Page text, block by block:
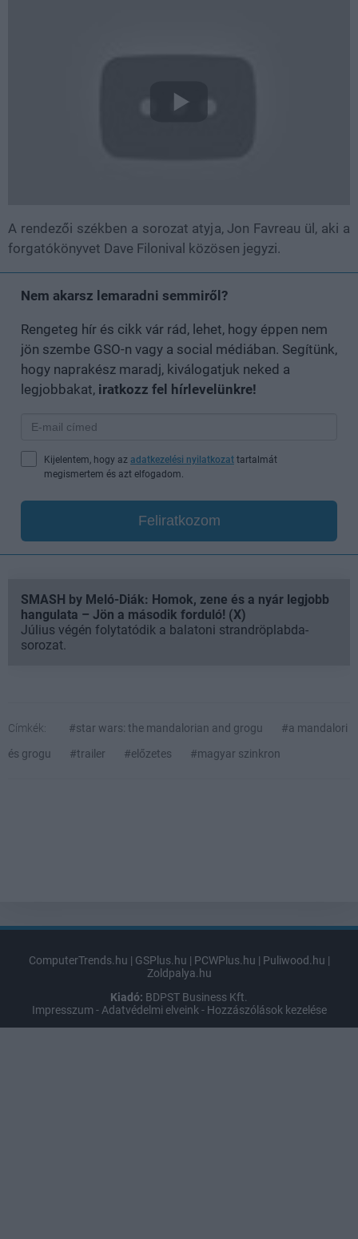
A rendezői székben a sorozat atyja, Jon Favreau ül, aki a
forgatókönyvet Dave Filonival közösen jegyzi.
Nem akarsz lemaradni semmiről?
Rengeteg hír és cikk vár rád, lehet, hogy éppen nem
jön szembe GSO-n vagy a social médiában. Segítünk,
hogy naprakész maradj, kiválogatjuk neked a
legjobbakat, iratkozz fel hírlevelünkre!
Kijelentem, hogy az adatkezelési nyilatkozat tartalmát
megismertem és azt elfogadom.
Feliratkozom
SMASH by Meló-Diák: Homok, zene és a nyár legjobb
hangulata – Jön a második forduló! (X)
Július végén folytatódik a balatoni strandröplabda-
sorozat.
Címkék: #star wars: the mandalorian and grogu
#a mandalori
és grogu
#trailer #előzetes #magyar szinkron
ComputerTrends.hu | GSPlus.hu | PCWPlus.hu | Puliwood.hu |
Zoldpalya.hu
Kiadó: BDPST Business Kft.
Impresszum - Adatvédelmi elveink - Hozzászólások kezelése